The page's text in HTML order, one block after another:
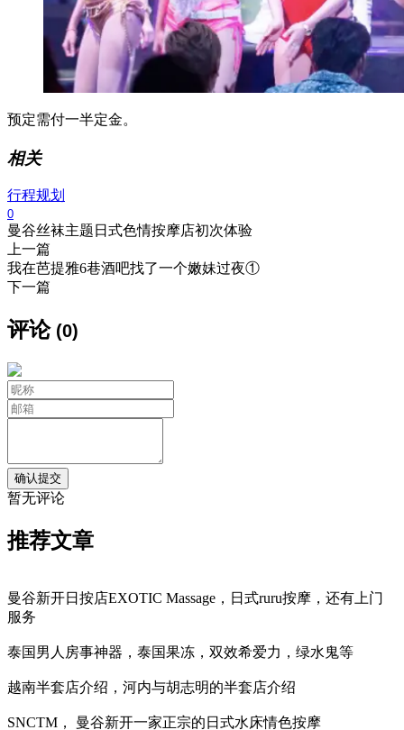
预定需付一半定金。
相关
行程规划
0
曼谷丝袜主题日式色情按摩店初次体验
上一篇
我在芭提雅6巷酒吧找了一个嫩妹过夜①
下一篇
评论(0)
暂无评论
推荐文章
曼谷新开日按店EXOTIC Massage，日式ruru按摩，还有上门
服务
泰国男人房事神器，泰国果冻，双效希爱力，绿水鬼等
越南半套店介绍，河内与胡志明的半套店介绍
SNCTM， 曼谷新开一家正宗的日式水床情色按摩